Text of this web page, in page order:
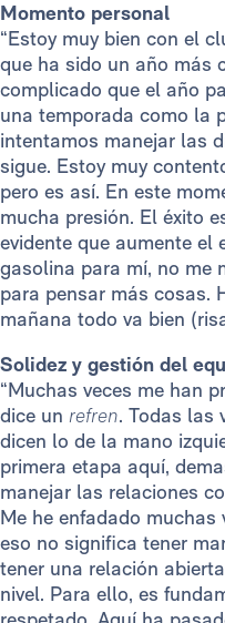
Momento personal
“Estoy muy bien con el
que ha sido un año más
complicado que el año
una temporada como la
intentamos manejar las
sigue. Estoy muy
pero es así. En este
mucha presión. El éxito
evidente que aumente el
gasolina para mí, no me
para pensar más cosas.
mañana todo va bien
Solidez y gestión del
“Muchas veces me han
dice un refren. Todas las
dicen lo de la mano
primera etapa aquí,
manejar las relaciones
Me he enfadado muchas
eso no significa tener
tener una relación
nivel. Para ello, es